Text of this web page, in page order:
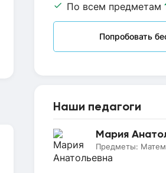
По всем предметам
Попробовать
Наши педагоги
Мария
Предметы: